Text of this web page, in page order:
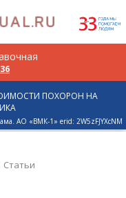
ПОХОРОН НА
АО «ВМК-1» erid: 2W5zFJYXcNM
Статьи